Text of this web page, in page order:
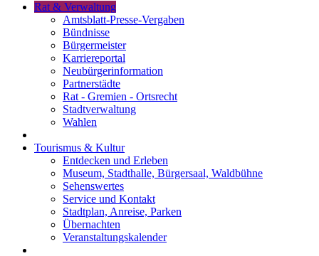
Rat & Verwaltung
Amtsblatt-Presse-Vergaben
Bündnisse
Bürgermeister
Karriereportal
Neubürgerinformation
Partnerstädte
Rat - Gremien - Ortsrecht
Stadtverwaltung
Wahlen
Tourismus & Kultur
Entdecken und Erleben
Museum, Stadthalle, Bürgersaal, Waldbühne
Sehenswertes
Service und Kontakt
Stadtplan, Anreise, Parken
Übernachten
Veranstaltungskalender